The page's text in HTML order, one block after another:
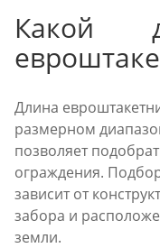
Какой
Длина
размерном
позволяет
ограждения.
зависит от
забора и
земли.